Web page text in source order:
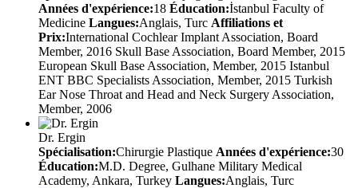
Années d'expérience:18 Éducation:İstanbul Faculty of
Medicine Langues:Anglais, Turc Affiliations et
Prix:International Cochlear Implant Association, Board
Member, 2016 Skull Base Association, Board Member, 2015
European Skull Base Association, Member, 2015 Istanbul
ENT BBC Specialists Association, Member, 2015 Turkish
Ear Nose Throat and Head and Neck Surgery Association,
Member, 2006
Dr. Ergin
Spécialisation:Chirurgie Plastique Années d'expérience:30
Éducation:M.D. Degree, Gulhane Military Medical
Academy, Ankara, Turkey Langues:Anglais, Turc